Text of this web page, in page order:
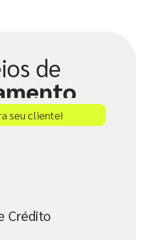
de
seu cliente!​​
Crédito